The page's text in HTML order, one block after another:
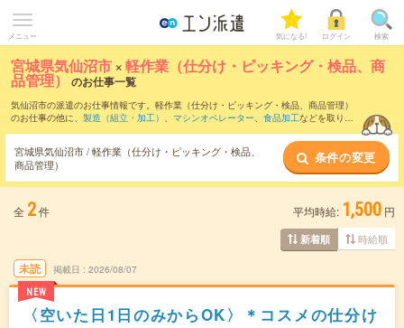
メニュー 気になる! ログイン 検索
宮城県気仙沼市 ×軽作業（仕分け・ピッキング・検品、商
品管理）のお仕事一覧
気仙沼市の派遣のお仕事情報です。軽作業（仕分け・ピッキング・検品、商品管理）
のお仕事の他に、 製造（組立・加工） 、 マシンオペレーター、 食品加工などを取り揃
軽作業（仕分け・ピッキング・検品、商品管
理）のお仕事とは？とは？
宮城県気仙沼市 / 軽作業（仕分け・ピッキング・検品、
商品管理）
条件の変更
全 2件 平均時給: 1,500 円
新着順 時給順
未読
NEW
掲載日 2026/08/07
〈空いた日1日のみからOK〉＊コスメの仕分け